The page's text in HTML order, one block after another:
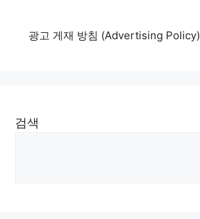
광고 게재 방침 (Advertising Policy)
검색